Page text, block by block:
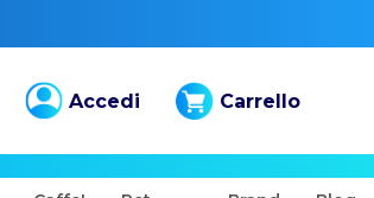
Accedi Carrello